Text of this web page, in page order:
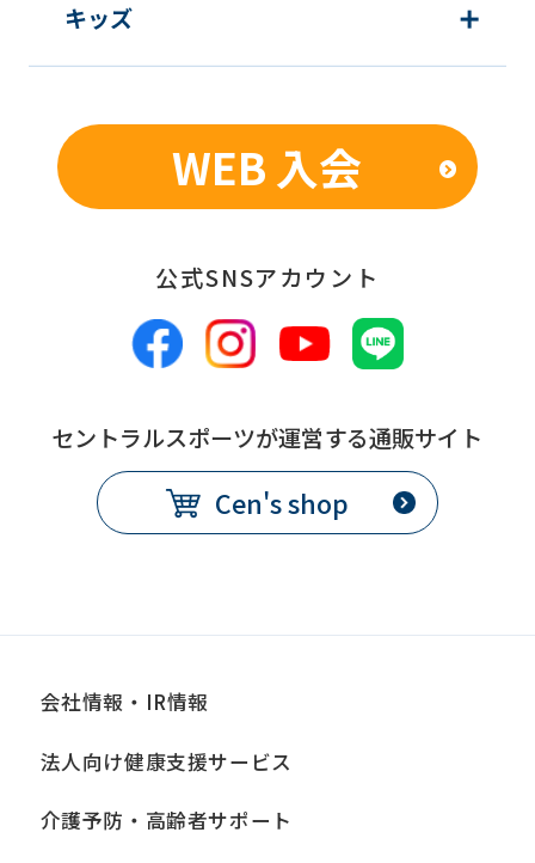
We
ask
that
fully
understand
this
using
the
service.
キッズ
WEB 入会
公式SNSアカウント
セントラルスポーツが運営する通販サイト
Cen's shop
会社情報・IR情報
法人向け健康支援サービス
介護予防・高齢者サポート